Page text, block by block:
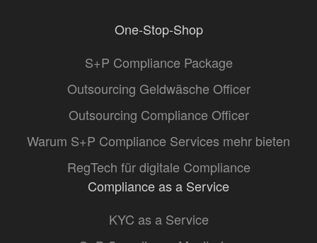
One-Stop-Shop
S+P Compliance Package
Outsourcing Geldwäsche Officer
Outsourcing Compliance Officer
Warum S+P Compliance Services mehr bieten
RegTech für digitale Compliance
Compliance as a Service
KYC as a Service